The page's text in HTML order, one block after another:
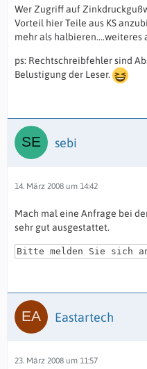
Wer Zugriff auf
Vorteil hier Teile aus KS
mehr als halbieren....weiteres
ps: Rechtschreibfehler sind
Belustigung der Leser.
sebi
14. März 2008 um 14:42
Mach mal eine Anfrage bei
sehr gut ausgestattet.
Bitte melden Sie sich
Eastartech
23. März 2008 um 11:57